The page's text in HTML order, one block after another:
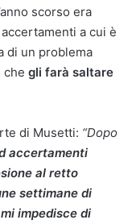
scorso era
a cui è
di un problema
che gli farà saltare
di Musetti: “Dopo
accertamenti
al retto
settimane di
mi impedisce di